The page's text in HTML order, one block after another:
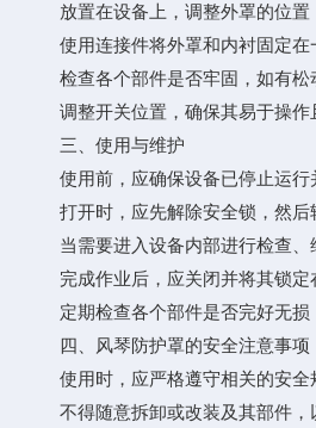
放置在设备上，调整外罩的位置
使用连接件将外罩和内衬固定在
检查各个部件是否牢固，如有松
调整开关位置，确保其易于操作
三、使用与维护
使用前，应确保设备已停止运行
打开时，应先解除安全锁，然后
当需要进入设备内部进行检查、
完成作业后，应关闭并将其锁定
定期检查各个部件是否完好无损
四、风琴防护罩的安全注意事项
使用时，应严格遵守相关的安全
不得随意拆卸或改装及其部件，